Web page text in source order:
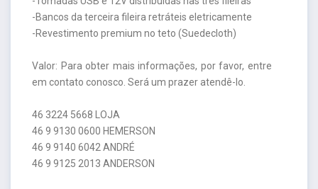
-Bancos da terceira fileira retráteis eletricamente
-Revestimento premium no teto (Suedecloth)
Valor: Para obter mais informações, por favor, entre
em contato conosco. Será um prazer atendê-lo.
46 3224 5668 LOJA
46 9 9130 0600 HEMERSON
46 9 9140 6042 ANDRÉ
46 9 9125 2013 ANDERSON